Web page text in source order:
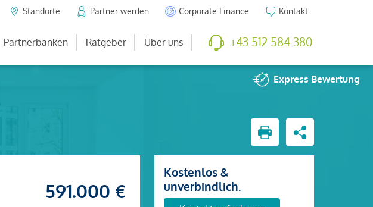
Standorte Partner werden Corporate Finance Kontakt
Partnerbanken Ratgeber Über uns +43 512 584 380
Express Bewertung
591.000 €
Kostenlos &
unverbindlich.